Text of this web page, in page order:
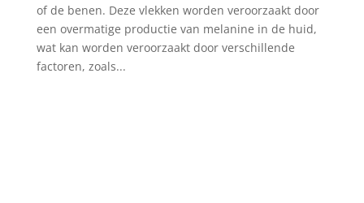
of de benen. Deze vlekken worden veroorzaakt door
een overmatige productie van melanine in de huid,
wat kan worden veroorzaakt door verschillende
factoren, zoals...